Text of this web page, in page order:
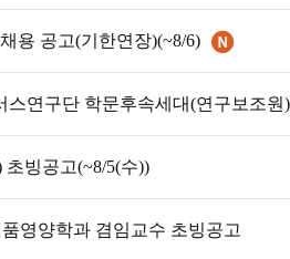
용 공고(기한연장)(~8/6)
연구단 학문후속세대(연구보조원
빙공고(~8/5(수))
영양학과 겸임교수 초빙공고